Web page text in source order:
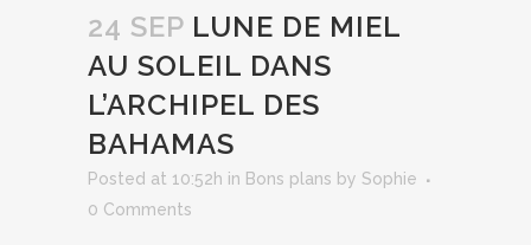
24 SEP LUNE DE MIEL
AU SOLEIL DANS
L’ARCHIPEL DES
BAHAMAS
Posted at 10:52h in Bons plans by Sophie
0 Comments